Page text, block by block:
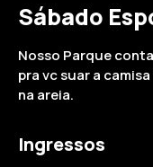
Sábado
Nosso Parque
pra vc suar a
na areia.
Ingressos